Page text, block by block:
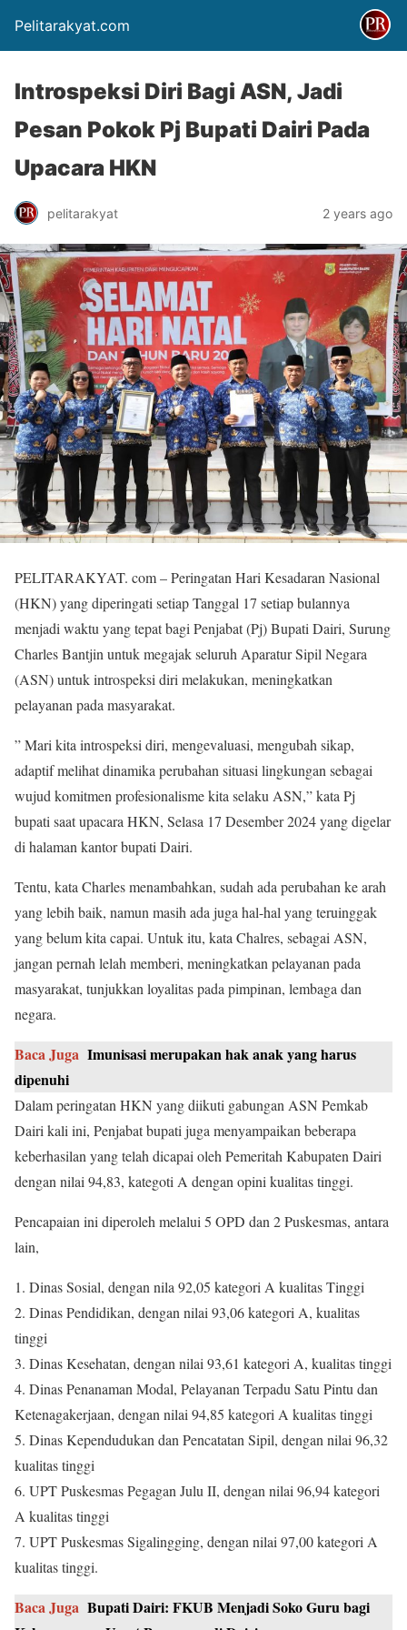
Pelitarakyat.com
Introspeksi Diri Bagi ASN, Jadi
Pesan Pokok Pj Bupati Dairi Pada
Upacara HKN
pelitarakyat 2 years ago
PELITARAKYAT. com – Peringatan Hari Kesadaran Nasional
(HKN) yang diperingati setiap Tanggal 17 setiap bulannya
menjadi waktu yang tepat bagi Penjabat (Pj) Bupati Dairi, Surung
Charles Bantjin untuk megajak seluruh Aparatur Sipil Negara
(ASN) untuk introspeksi diri melakukan, meningkatkan
pelayanan pada masyarakat.
” Mari kita introspeksi diri, mengevaluasi, mengubah sikap,
adaptif melihat dinamika perubahan situasi lingkungan sebagai
wujud komitmen profesionalisme kita selaku ASN,” kata Pj
bupati saat upacara HKN, Selasa 17 Desember 2024 yang digelar
di halaman kantor bupati Dairi.
Tentu, kata Charles menambahkan, sudah ada perubahan ke arah
yang lebih baik, namun masih ada juga hal-hal yang teruinggak
yang belum kita capai. Untuk itu, kata Chalres, sebagai ASN,
jangan pernah lelah memberi, meningkatkan pelayanan pada
masyarakat, tunjukkan loyalitas pada pimpinan, lembaga dan
negara.
Baca Juga Imunisasi merupakan hak anak yang harus
dipenuhi
Dalam peringatan HKN yang diikuti gabungan ASN Pemkab
Dairi kali ini, Penjabat bupati juga menyampaikan beberapa
keberhasilan yang telah dicapai oleh Pemeritah Kabupaten Dairi
dengan nilai 94,83, kategoti A dengan opini kualitas tinggi.
Pencapaian ini diperoleh melalui 5 OPD dan 2 Puskesmas, antara
lain,
1. Dinas Sosial, dengan nila 92,05 kategori A kualitas Tinggi
2. Dinas Pendidikan, dengan nilai 93,06 kategori A, kualitas
tinggi
3. Dinas Kesehatan, dengan nilai 93,61 kategori A, kualitas tinggi
4. Dinas Penanaman Modal, Pelayanan Terpadu Satu Pintu dan
Ketenagakerjaan, dengan nilai 94,85 kategori A kualitas tinggi
5. Dinas Kependudukan dan Pencatatan Sipil, dengan nilai 96,32
kualitas tinggi
6. UPT Puskesmas Pegagan Julu II, dengan nilai 96,94 kategori
A kualitas tinggi
7. UPT Puskesmas Sigalingging, dengan nilai 97,00 kategori A
kualitas tinggi.
Baca Juga Bupati Dairi: FKUB Menjadi Soko Guru bagi